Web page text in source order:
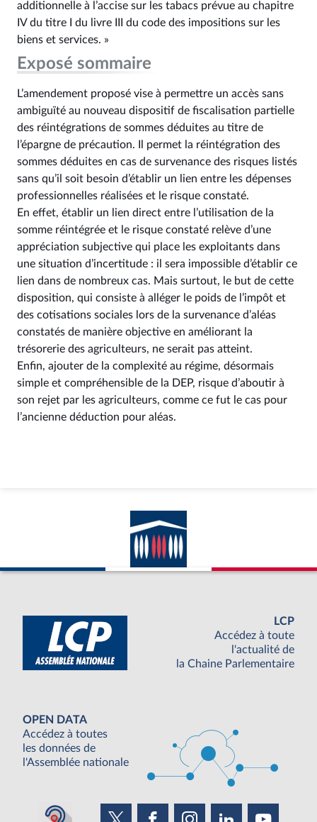
additionnelle à l’accise sur les tabacs prévue au chapitre
IV du titre I du livre III du code des impositions sur les
biens et services. »
Exposé sommaire
L’amendement proposé vise à permettre un accès sans
ambiguïté au nouveau dispositif de fiscalisation partielle
des réintégrations de sommes déduites au titre de
l’épargne de précaution. Il permet la réintégration des
sommes déduites en cas de survenance des risques listés
sans qu’il soit besoin d’établir un lien entre les dépenses
professionnelles réalisées et le risque constaté.
En effet, établir un lien direct entre l’utilisation de la
somme réintégrée et le risque constaté relève d’une
appréciation subjective qui place les exploitants dans
une situation d’incertitude : il sera impossible d’établir ce
lien dans de nombreux cas. Mais surtout, le but de cette
disposition, qui consiste à alléger le poids de l’impôt et
des cotisations sociales lors de la survenance d’aléas
constatés de manière objective en améliorant la
trésorerie des agriculteurs, ne serait pas atteint.
Enfin, ajouter de la complexité au régime, désormais
simple et compréhensible de la DEP, risque d’aboutir à
son rejet par les agriculteurs, comme ce fut le cas pour
l’ancienne déduction pour aléas.
LCP
Accédez à toute
l'actualité de
la Chaine Parlementaire
OPEN DATA
Accédez à toutes
les données de
l'Assemblée nationale